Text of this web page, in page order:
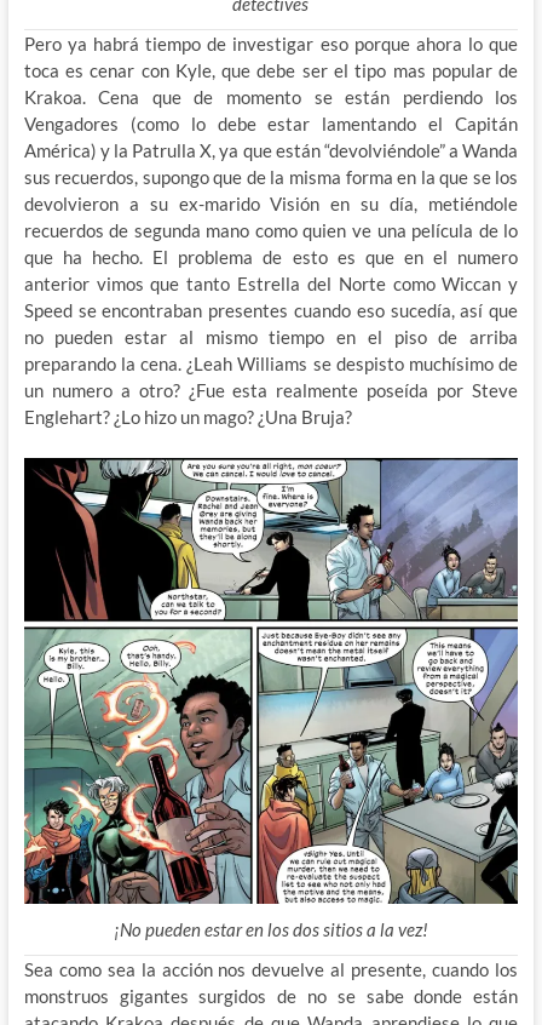
Pero ya habrá tiempo de investigar eso porque ahora lo que
toca es cenar con Kyle, que debe ser el tipo mas popular de
Krakoa. Cena que de momento se están perdiendo los
Vengadores (como lo debe estar lamentando el Capitán
América) y la Patrulla X, ya que están “devolviéndole” a Wanda
sus recuerdos, supongo que de la misma forma en la que se los
devolvieron a su ex-marido Visión en su día, metiéndole
recuerdos de segunda mano como quien ve una película de lo
que ha hecho. El problema de esto es que en el numero
anterior vimos que tanto Estrella del Norte como Wiccan y
Speed se encontraban presentes cuando eso sucedía, así que
no pueden estar al mismo tiempo en el piso de arriba
preparando la cena. ¿Leah Williams se despisto muchísimo de
un numero a otro? ¿Fue esta realmente poseída por Steve
Englehart? ¿Lo hizo un mago? ¿Una Bruja?
¡No pueden estar en los dos sitios a la vez!
Sea como sea la acción nos devuelve al presente, cuando los
monstruos gigantes surgidos de no se sabe donde están